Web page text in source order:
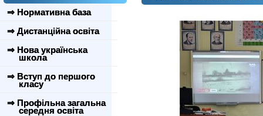
⇒ Нормативна база
⇒ Дистанційна освіта
⇒ Нова українська
школа
⇒ Вступ до першого
класу
⇒ Профільна загальна
середня освіта